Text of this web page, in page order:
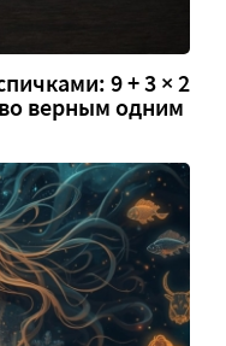
9 + 3 × 2
верным одним